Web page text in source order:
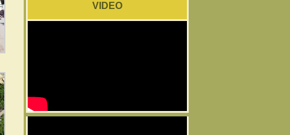
VIDEO